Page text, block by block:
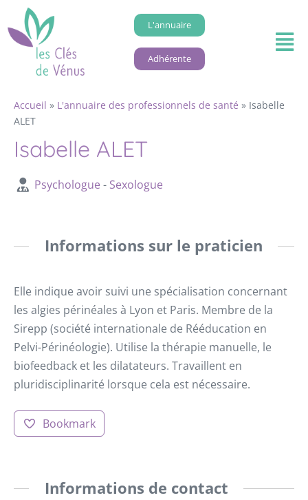
L'annuaire
Adhérente
Accueil » L'annuaire des professionnels de santé » Isabelle
ALET
Isabelle ALET
Psychologue - Sexologue
Informations sur le praticien
Elle indique avoir suivi une spécialisation concernant
les algies périnéales à Lyon et Paris. Membre de la
Sirepp (société internationale de Rééducation en
Pelvi-Périnéologie). Utilise la thérapie manuelle, le
biofeedback et les dilatateurs. Travaillent en
pluridisciplinarité lorsque cela est nécessaire.
Bookmark
Informations de contact